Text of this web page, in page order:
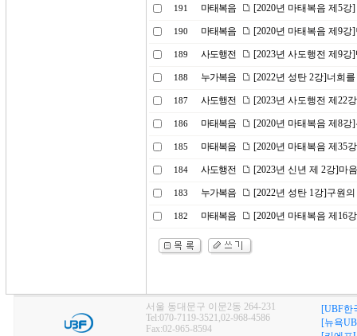
191 마태복음 [2020년 마태복음 제5
190 마태복음 [2020년 마태복음 제9
189 사도행전 [2023년 사도행전 제9
188 누가복음 [2022년 성탄 2강]너희
187 사도행전 [2023년 사도행전 제22
186 마태복음 [2020년 마태복음 제8
185 마태복음 [2020년 마태복음 제35
184 사도행전 [2023년 신년 제 2강]마
183 누가복음 [2022년 성탄 1강]구원
182 마태복음 [2020년 마태복음 제16
서울 동대문구 이문2동 264-231
Tel:070-7119-3521,02-968-4586
Fax:02-965-8594
[UBF한
[뉴욕